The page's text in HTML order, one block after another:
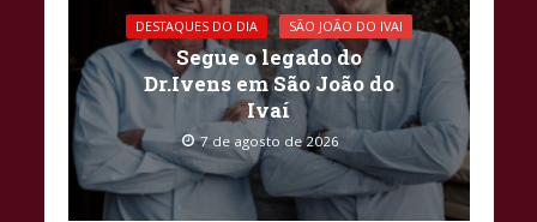
DESTAQUES DO DIA SÃO JOÃO DO IVAI
Segue o legado do
Dr.Ivens em São João do
Ivaí
7 de agosto de 2026